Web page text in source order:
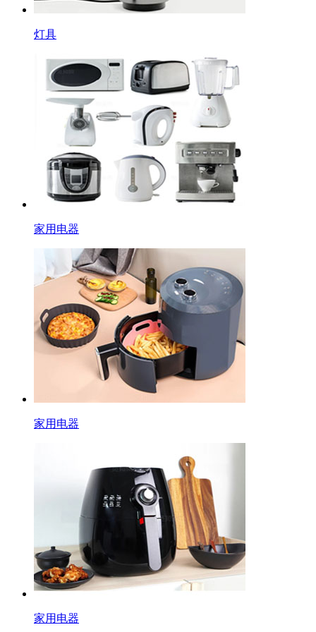
灯具
家用电器
家用电器
家用电器